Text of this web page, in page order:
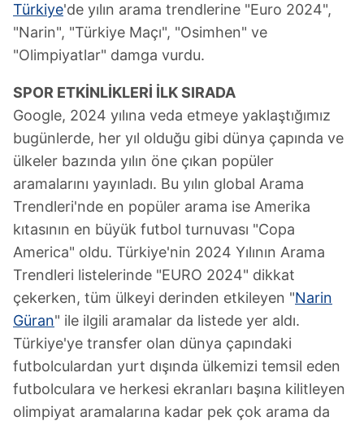
Türkiye'de yılın arama trendlerine "Euro 2024",
"Narin", "Türkiye Maçı", "Osimhen" ve
"Olimpiyatlar" damga vurdu.
SPOR ETKİNLİKLERİ İLK SIRADA
Google, 2024 yılına veda etmeye yaklaştığımız
bugünlerde, her yıl olduğu gibi dünya çapında ve
ülkeler bazında yılın öne çıkan popüler
aramalarını yayınladı. Bu yılın global Arama
Trendleri'nde en popüler arama ise Amerika
kıtasının en büyük futbol turnuvası "Copa
America" oldu. Türkiye'nin 2024 Yılının Arama
Trendleri listelerinde "EURO 2024" dikkat
çekerken, tüm ülkeyi derinden etkileyen "Narin
Güran" ile ilgili aramalar da listede yer aldı.
Türkiye'ye transfer olan dünya çapındaki
futbolculardan yurt dışında ülkemizi temsil eden
futbolculara ve herkesi ekranları başına kilitleyen
olimpiyat aramalarına kadar pek çok arama da